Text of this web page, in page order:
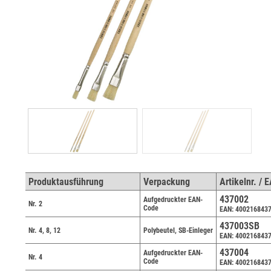
Produktausführung Verpackung Artikelnr. /
Nr. 2
Aufgedruckter EAN-
Code
437002
EAN:
Nr. 4, 8, 12 Polybeutel, SB-Einleger 437003SB
EAN:
Nr. 4
Aufgedruckter EAN-
Code
437004
EAN: